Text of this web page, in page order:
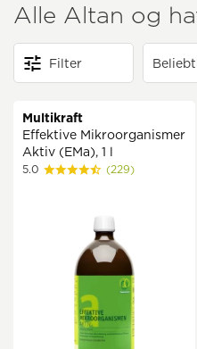
Alle Altan og
Filter
Multikraft
Effektive Mikroorganismer
Aktiv (EMa), 1 l
5.0 (229)